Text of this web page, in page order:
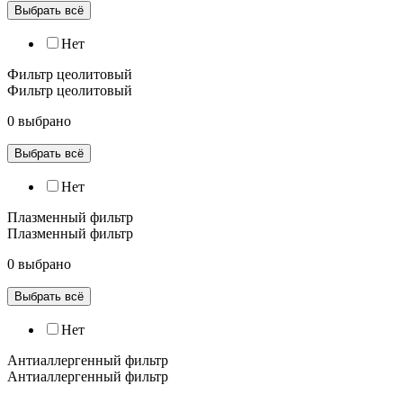
Выбрать всё
Нет
Фильтр цеолитовый
Фильтр цеолитовый
0 выбрано
Выбрать всё
Нет
Плазменный фильтр
Плазменный фильтр
0 выбрано
Выбрать всё
Нет
Антиаллергенный фильтр
Антиаллергенный фильтр